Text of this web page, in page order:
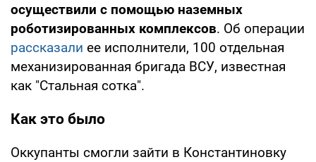
осуществили с помощью наземных
роботизированных комплексов. Об операции
рассказали ее исполнители, 100 отдельная
механизированная бригада ВСУ, известная
как "Стальная сотка".
Как это было
Оккупанты смогли зайти в Константиновку